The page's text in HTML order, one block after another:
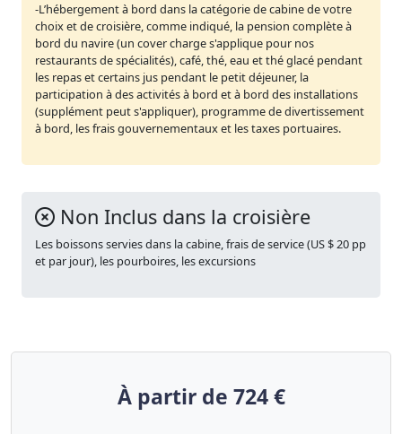
-L’hébergement à bord dans la catégorie de cabine de votre
choix et de croisière, comme indiqué, la pension complète à
bord du navire (un cover charge s'applique pour nos
restaurants de spécialités), café, thé, eau et thé glacé pendant
les repas et certains jus pendant le petit déjeuner, la
participation à des activités à bord et à bord des installations
(supplément peut s'appliquer), programme de divertissement
à bord, les frais gouvernementaux et les taxes portuaires.
Non Inclus dans la croisière
Les boissons servies dans la cabine, frais de service (US $ 20 pp
et par jour), les pourboires, les excursions
À partir de 724 €